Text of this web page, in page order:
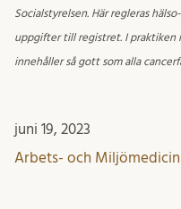
Socialstyrelsen. Här regleras
uppgifter till registret. I praktiken
innehåller så gott som alla
juni 19, 2023
Arbets- och Miljömedicin